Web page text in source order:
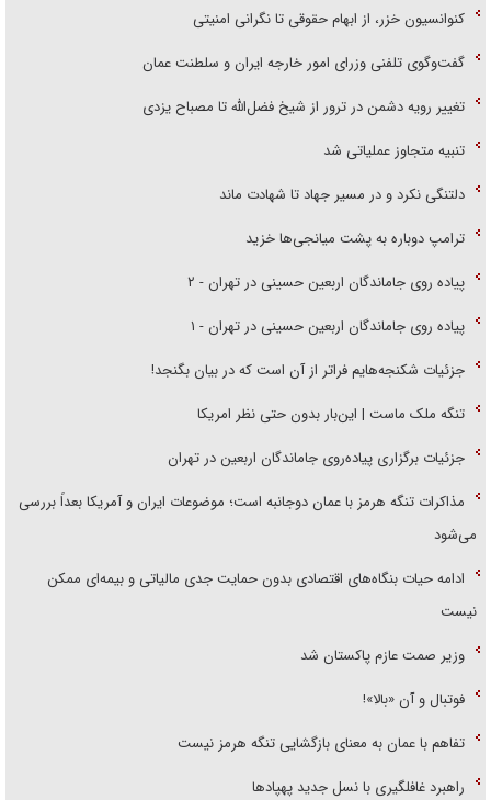
کنوانسیون خزر، از ابهام حقوقی تا نگرانی امنیتی
گفت‌وگوی تلفنی وزرای امور خارجه ایران و سلطنت عمان
تغییر رویه دشمن در ترور از شیخ فضل‌الله تا مصباح یزدی
تنبیه متجاوز عملیاتی شد
دلتنگی نکرد و در مسیر جهاد تا شهادت ماند
ترامپ دوباره به پشت میانجی‌ها خزید
پیاده روی جاماندگان اربعین حسینی در تهران - ۲
پیاده روی جاماندگان اربعین حسینی در تهران - ۱
جزئیات شکنجه‌هایم فراتر از آن است که در بیان بگنجد!
تنگه ملک ماست | این‌بار بدون حتی نظر امریکا
جزئیات برگزاری پیاده‌روی جاماندگان اربعین در تهران
مذاکرات تنگه هرمز با عمان دوجانبه است؛ موضوعات ایران و آمریکا بعداً بررسی
می‌شود
ادامه حیات بنگاه‌های اقتصادی بدون حمایت جدی مالیاتی و بیمه‌ای ممکن
نیست
وزیر صمت عازم پاکستان شد
فوتبال و آن «بالا»!
تفاهم با عمان به معنای بازگشایی تنگه هرمز نیست
راهبرد غافلگیری با نسل جدید پهپاد‌ها